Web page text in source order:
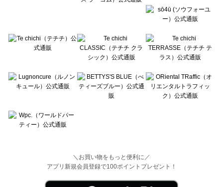
＼お買い物をもっと便利に／
アプリ新規会員登録で100ポイントプレゼント！